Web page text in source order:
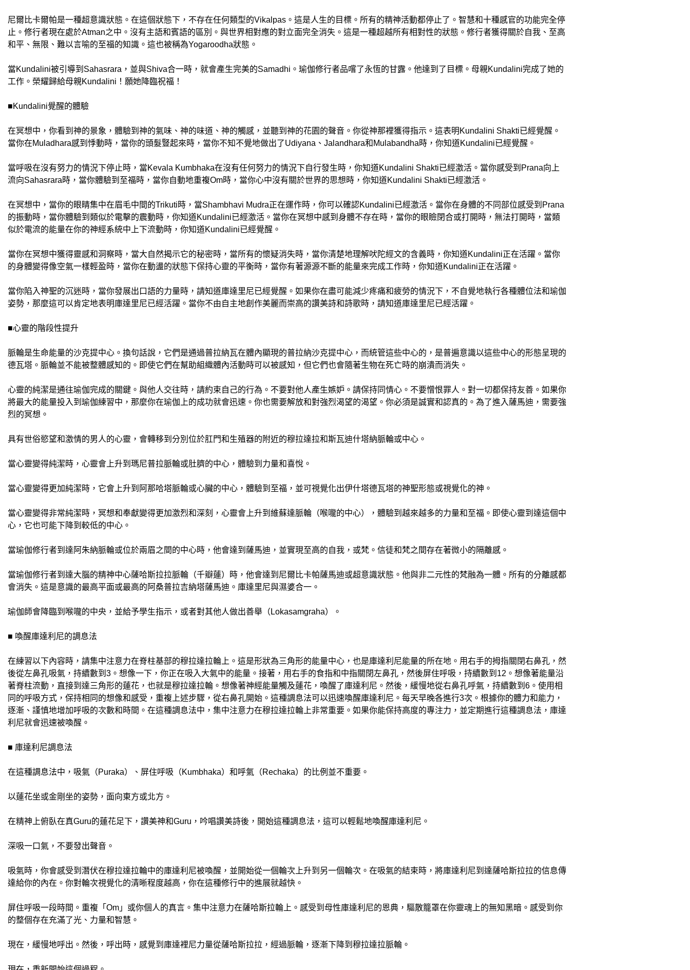
尼爾比卡爾帕是一種超意識狀態。在這個狀態下，不存在任何類型的Vikalpas。這是人生的目標。所有的精神活動都停止了。智慧和十種感官的功能完全停
止。修行者現在處於Atman之中。沒有主語和賓語的區別。與世界相對應的對立面完全消失。這是一種超越所有相對性的狀態。修行者獲得關於自我、至高
和平、無限、難以言喻的至福的知識。這也被稱為Yogaroodha狀態。
當Kundalini被引導到Sahasrara，並與Shiva合一時，就會產生完美的Samadhi。瑜伽修行者品嚐了永恆的甘露。他達到了目標。母親Kundalini完成了她的
工作。榮耀歸給母親Kundalini！願她降臨祝福！
■Kundalini覺醒的體驗
在冥想中，你看到神的景象，體驗到神的氣味、神的味道、神的觸感，並聽到神的花園的聲音。你從神那裡獲得指示。這表明Kundalini Shakti已經覺醒。
當你在Muladhara感到悸動時，當你的頭髮豎起來時，當你不知不覺地做出了Udiyana、Jalandhara和Mulabandha時，你知道Kundalini已經覺醒。
當呼吸在沒有努力的情況下停止時，當Kevala Kumbhaka在沒有任何努力的情況下自行發生時，你知道Kundalini Shakti已經激活。當你感受到Prana向上
流向Sahasrara時，當你體驗到至福時，當你自動地重複Om時，當你心中沒有關於世界的思想時，你知道Kundalini Shakti已經激活。
在冥想中，當你的眼睛集中在眉毛中間的Trikuti時，當Shambhavi Mudra正在運作時，你可以確認Kundalini已經激活。當你在身體的不同部位感受到Prana
的振動時，當你體驗到類似於電擊的震動時，你知道Kundalini已經激活。當你在冥想中感到身體不存在時，當你的眼瞼閉合或打開時，無法打開時，當類
似於電流的能量在你的神經系統中上下流動時，你知道Kundalini已經覺醒。
當你在冥想中獲得靈感和洞察時，當大自然揭示它的秘密時，當所有的懷疑消失時，當你清楚地理解吠陀經文的含義時，你知道Kundalini正在活躍。當你
的身體變得像空氣一樣輕盈時，當你在動盪的狀態下保持心靈的平衡時，當你有著源源不斷的能量來完成工作時，你知道Kundalini正在活躍。
當你陷入神聖的沉迷時，當你發展出口語的力量時，請知道庫達里尼已經覺醒。如果你在盡可能減少疼痛和疲勞的情況下，不自覺地執行各種體位法和瑜伽
姿勢，那麼這可以肯定地表明庫達里尼已經活躍。當你不由自主地創作美麗而崇高的讚美詩和詩歌時，請知道庫達里尼已經活躍。
■心靈的階段性提升
脈輪是生命能量的沙克提中心。換句話說，它們是通過普拉納瓦在體內顯現的普拉納沙克提中心，而統管這些中心的，是普遍意識以這些中心的形態呈現的
德瓦塔。脈輪並不能被整體感知的。即使它們在幫助組織體內活動時可以被感知，但它們也會隨著生物在死亡時的崩潰而消失。
心靈的純潔是通往瑜伽完成的關鍵。與他人交往時，請約束自己的行為。不要對他人產生嫉妒。請保持同情心。不要憎恨罪人。對一切都保持友善。如果你
將最大的能量投入到瑜伽練習中，那麼你在瑜伽上的成功就會迅速。你也需要解放和對強烈渴望的渴望。你必須是誠實和認真的。為了進入薩馬迪，需要強
烈的冥想。
具有世俗慾望和激情的男人的心靈，會轉移到分別位於肛門和生殖器的附近的穆拉達拉和斯瓦迪什塔納脈輪或中心。
當心靈變得純潔時，心靈會上升到瑪尼普拉脈輪或肚臍的中心，體驗到力量和喜悅。
當心靈變得更加純潔時，它會上升到阿那哈塔脈輪或心臟的中心，體驗到至福，並可視覺化出伊什塔德瓦塔的神聖形態或視覺化的神。
當心靈變得非常純潔時，冥想和奉獻變得更加激烈和深刻，心靈會上升到維蘇達脈輪（喉嚨的中心），體驗到越來越多的力量和至福。即使心靈到達這個中
心，它也可能下降到較低的中心。
當瑜伽修行者到達阿朱納脈輪或位於兩眉之間的中心時，他會達到薩馬迪，並實現至高的自我，或梵。信徒和梵之間存在著微小的隔離感。
當瑜伽修行者到達大腦的精神中心薩哈斯拉拉脈輪（千瓣蓮）時，他會達到尼爾比卡帕薩馬迪或超意識狀態。他與非二元性的梵融為一體。所有的分離感都
會消失。這是意識的最高平面或最高的阿桑普拉吉納塔薩馬迪。庫達里尼與濕婆合一。
瑜伽師會降臨到喉嚨的中央，並給予學生指示，或者對其他人做出善舉（Lokasamgraha）。
■ 喚醒庫達利尼的調息法
在練習以下內容時，請集中注意力在脊柱基部的穆拉達拉輪上。這是形狀為三角形的能量中心，也是庫達利尼能量的所在地。用右手的拇指關閉右鼻孔，然
後從左鼻孔吸氣，持續數到3。想像一下，你正在吸入大氣中的能量。接著，用右手的食指和中指關閉左鼻孔，然後屏住呼吸，持續數到12。想像著能量沿
著脊柱流動，直接到達三角形的蓮花，也就是穆拉達拉輪。想像著神經能量觸及蓮花，喚醒了庫達利尼。然後，緩慢地從右鼻孔呼氣，持續數到6。使用相
同的呼吸方式，保持相同的想像和感受，重複上述步驟，從右鼻孔開始。這種調息法可以迅速喚醒庫達利尼。每天早晚各進行3次。根據你的體力和能力，
逐漸、謹慎地增加呼吸的次數和時間。在這種調息法中，集中注意力在穆拉達拉輪上非常重要。如果你能保持高度的專注力，並定期進行這種調息法，庫達
利尼就會迅速被喚醒。
■ 庫達利尼調息法
在這種調息法中，吸氣（Puraka）、屏住呼吸（Kumbhaka）和呼氣（Rechaka）的比例並不重要。
以蓮花坐或金剛坐的姿勢，面向東方或北方。
在精神上俯臥在真Guru的蓮花足下，讚美神和Guru，吟唱讚美詩後，開始這種調息法，這可以輕鬆地喚醒庫達利尼。
深吸一口氣，不要發出聲音。
吸氣時，你會感受到潛伏在穆拉達拉輪中的庫達利尼被喚醒，並開始從一個輪次上升到另一個輪次。在吸氣的結束時，將庫達利尼到達薩哈斯拉拉的信息傳
達給你的內在。你對輪次視覺化的清晰程度越高，你在這種修行中的進展就越快。
屏住呼吸一段時間。重複「Om」或你個人的真言。集中注意力在薩哈斯拉輪上。感受到母性庫達利尼的恩典，驅散籠罩在你靈魂上的無知黑暗。感受到你
的整個存在充滿了光、力量和智慧。
現在，緩慢地呼出。然後，呼出時，感覺到庫達裡尼力量從薩哈斯拉拉，經過脈輪，逐漸下降到穆拉達拉脈輪。